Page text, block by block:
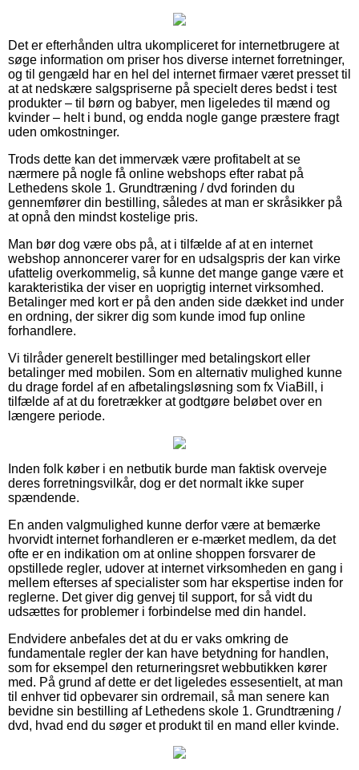
Det er efterhånden ultra ukompliceret for internetbrugere at
søge information om priser hos diverse internet forretninger,
og til gengæld har en hel del internet firmaer været presset til
at at nedskære salgspriserne på specielt deres bedst i test
produkter – til børn og babyer, men ligeledes til mænd og
kvinder – helt i bund, og endda nogle gange præstere fragt
uden omkostninger.
Trods dette kan det immervæk være profitabelt at se
nærmere på nogle få online webshops efter rabat på
Lethedens skole 1. Grundtræning / dvd forinden du
gennemfører din bestilling, således at man er skråsikker på
at opnå den mindst kostelige pris.
Man bør dog være obs på, at i tilfælde af at en internet
webshop annoncerer varer for en udsalgspris der kan virke
ufattelig overkommelig, så kunne det mange gange være et
karakteristika der viser en uoprigtig internet virksomhed.
Betalinger med kort er på den anden side dækket ind under
en ordning, der sikrer dig som kunde imod fup online
forhandlere.
Vi tilråder generelt bestillinger med betalingskort eller
betalinger med mobilen. Som en alternativ mulighed kunne
du drage fordel af en afbetalingsløsning som fx ViaBill, i
tilfælde af at du foretrækker at godtgøre beløbet over en
længere periode.
Inden folk køber i en netbutik burde man faktisk overveje
deres forretningsvilkår, dog er det normalt ikke super
spændende.
En anden valgmulighed kunne derfor være at bemærke
hvorvidt internet forhandleren er e-mærket medlem, da det
ofte er en indikation om at online shoppen forsvarer de
opstillede regler, udover at internet virksomheden en gang i
mellem efterses af specialister som har ekspertise inden for
reglerne. Det giver dig genvej til support, for så vidt du
udsættes for problemer i forbindelse med din handel.
Endvidere anbefales det at du er vaks omkring de
fundamentale regler der kan have betydning for handlen,
som for eksempel den returneringsret webbutikken kører
med. På grund af dette er det ligeledes essesentielt, at man
til enhver tid opbevarer sin ordremail, så man senere kan
bevidne sin bestilling af Lethedens skole 1. Grundtræning /
dvd, hvad end du søger et produkt til en mand eller kvinde.